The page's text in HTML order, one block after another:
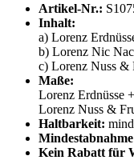
Artikel-Nr.:
Inhalt:
a) Lorenz
b) Lorenz Nic
c) Lorenz Nuss &
Maße:
Lorenz Erdnüsse
Lorenz Nuss &
Haltbarkeit:
Kein Rabatt für